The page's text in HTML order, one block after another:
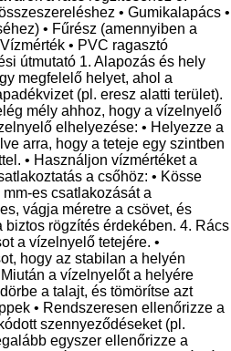
• Gumikalapács •
• Fűrész (amennyiben a
• PVC ragasztó
útmutató 1. Alapozás és hely
megfelelő helyet, ahol a
(pl. eresz alatti terület).
mély ahhoz, hogy a vízelnyelő
elhelyezése: • Helyezze a
arra, hogy a teteje egy szintben
• Használjon vízmértéket a
a csőhöz: • Kösse
es csatlakozását a
vágja méretre a csövet, és
rögzítés érdekében. 4. Rács
a vízelnyelő tetejére. •
hogy az stabilan a helyén
a vízelnyelőt a helyére
a talajt, és tömörítse azt
• Rendszeresen ellenőrizze a
szennyeződéseket (pl.
egyszer ellenőrizze a